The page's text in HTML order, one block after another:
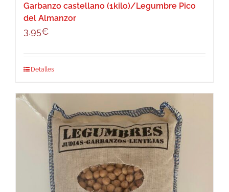
Garbanzo castellano (1kilo)/Legumbre Pico
del Almanzor
3,95€
Detalles